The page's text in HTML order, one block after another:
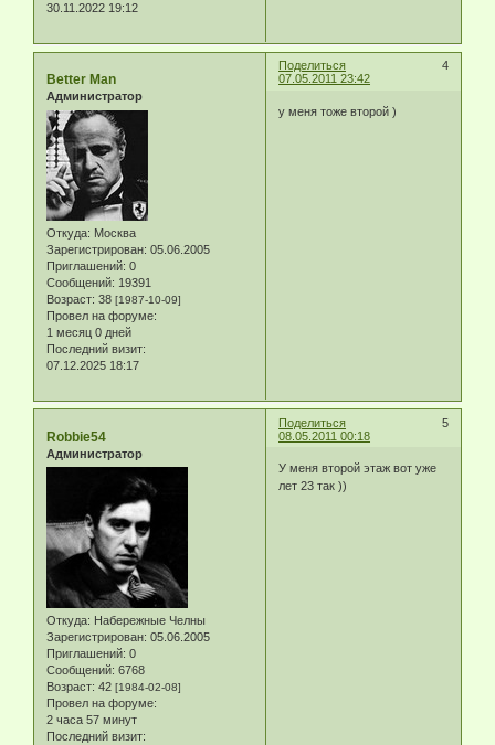
30.11.2022 19:12
Поделиться
4
07.05.2011 23:42
Better Man
Администратор
Откуда: Москва
Зарегистрирован: 05.06.2005
Приглашений: 0
Сообщений: 19391
Возраст: 38 [1987-10-09]
Провел на форуме:
1 месяц 0 дней
Последний визит:
07.12.2025 18:17
у меня тоже второй )
Поделиться
5
08.05.2011 00:18
Robbie54
Администратор
Откуда: Набережные Челны
Зарегистрирован: 05.06.2005
Приглашений: 0
Сообщений: 6768
Возраст: 42 [1984-02-08]
Провел на форуме:
2 часа 57 минут
Последний визит:
У меня второй этаж вот уже
лет 23 так ))